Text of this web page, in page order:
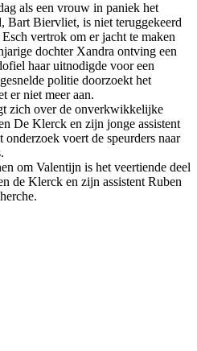
als een vrouw in paniek het
Bart Biervliet, is niet teruggekeerd
vertrok om er jacht te maken
dochter Xandra ontving een
haar uitnodigde voor een
politie doorzoekt het
er niet meer aan.
zich over de onverkwikkelijke
De Klerck en zijn jonge assistent
voert de speurders naar
om Valentijn is het veertiende deel
de Klerck en zijn assistent Ruben